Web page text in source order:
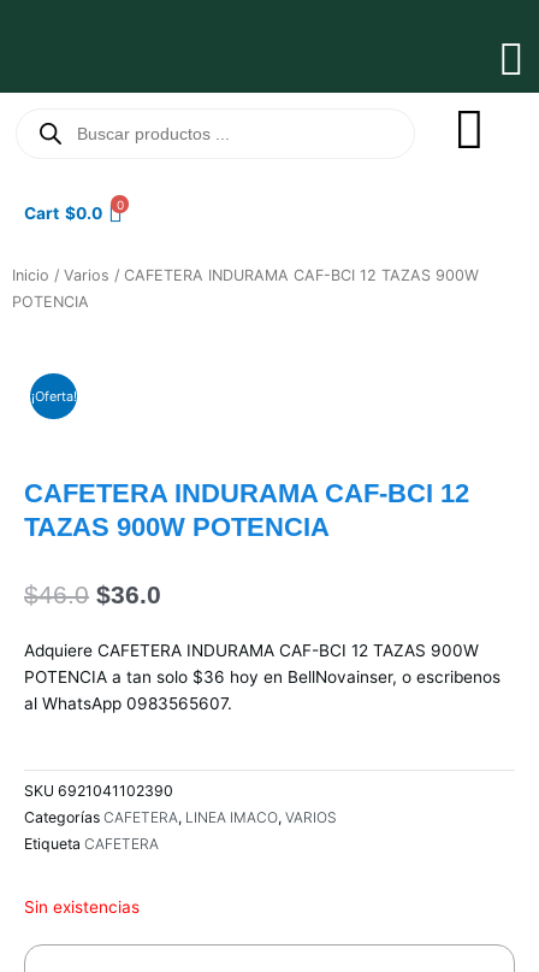
productos
Cart $0.0 0
Inicio / Varios / CAFETERA INDURAMA CAF-BCI 12 TAZAS 900W
POTENCIA
¡Oferta!
CAFETERA INDURAMA CAF-BCI 12
TAZAS 900W POTENCIA
$46.0 El
original
era:
$46.0.
$36.0
actual
es:
$36.0.
Adquiere CAFETERA INDURAMA CAF-BCI 12 TAZAS 900W
POTENCIA a tan solo $36 hoy en BellNovainser, o escribenos
al WhatsApp 0983565607.
SKU 6921041102390
Categorías CAFETERA, LINEA IMACO, VARIOS
Etiqueta CAFETERA
Sin existencias